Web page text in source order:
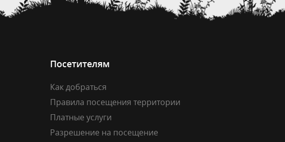
Посетителям
Как добраться
Правила посещения территории
Платные услуги
Разрешение на посещение